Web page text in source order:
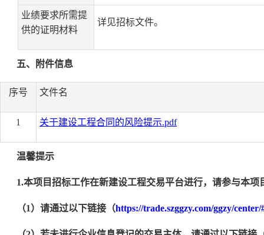
业绩要求所需提
供的证明材料
详见招标文件。
五、附件信息
序号 文件名
1 关于建设工程合同的风险提示.pdf
温馨提示
1.本项目招标工作在新建设工程交易平台进行，请参与本
（1）请通过以下链接（https://trade.szggzy.com/ggzy/center/